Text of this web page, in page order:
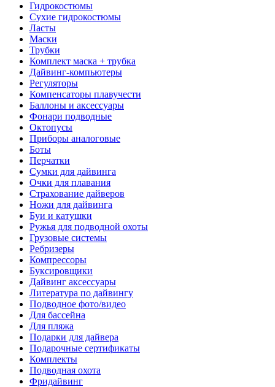
Гидрокостюмы
Сухие гидрокостюмы
Ласты
Маски
Трубки
Комплект маска + трубка
Дайвинг-компьютеры
Регуляторы
Компенсаторы плавучести
Баллоны и аксессуары
Фонари подводные
Октопусы
Приборы аналоговые
Боты
Перчатки
Сумки для дайвинга
Очки для плавания
Страхование дайверов
Ножи для дайвинга
Буи и катушки
Ружья для подводной охоты
Грузовые системы
Ребризеры
Компрессоры
Буксировщики
Дайвинг аксессуары
Литература по дайвингу
Подводное фото/видео
Для бассейна
Для пляжа
Подарки для дайвера
Подарочные сертификаты
Комплекты
Подводная охота
Фридайвинг